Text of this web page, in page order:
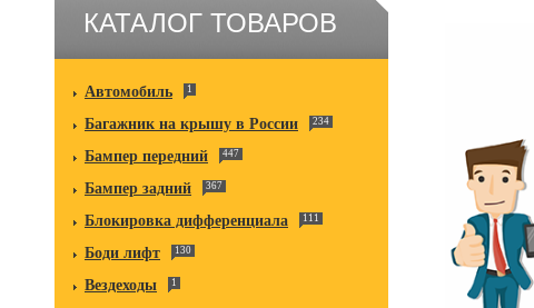
КАТАЛОГ ТОВАРОВ
Автомобиль 1
Багажник на крышу в России 234
Бампер передний 447
Бампер задний 367
Блокировка дифференциала 111
Боди лифт 130
Вездеходы 1